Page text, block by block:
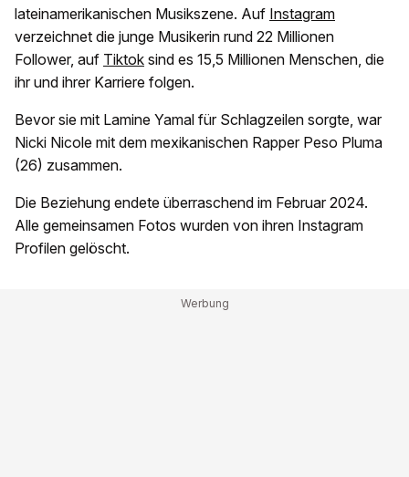
lateinamerikanischen Musikszene. Auf Instagram
verzeichnet die junge Musikerin rund 22 Millionen
Follower, auf Tiktok sind es 15,5 Millionen Menschen, die
ihr und ihrer Karriere folgen.
Bevor sie mit Lamine Yamal für Schlagzeilen sorgte, war
Nicki Nicole mit dem mexikanischen Rapper Peso Pluma
(26) zusammen.
Die Beziehung endete überraschend im Februar 2024.
Alle gemeinsamen Fotos wurden von ihren Instagram
Profilen gelöscht.